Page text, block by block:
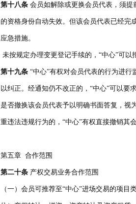
第十八条 会员如解除或更换会员代表，须提
的资格身份自动失效。但该会员代表已经完
应急措施。
未按规定办理变更登记手续的，“中心”可以
第十九条 “中心”有权对会员代表的行为进
以纠正。经通知仍不改正的，“中心”可以要
是否撤换该会员代表予以明确书面答复，视
重违法违规行为的，“中心”有权直接撤销其
第五章 合作范围
第二十条 产权交易业务合作范围
（一）会员可推荐至“中心”进场交易的项